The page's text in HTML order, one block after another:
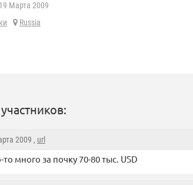
19 Марта 2009
Russia
2009 , url
много за почку 70-80 тыс. USD